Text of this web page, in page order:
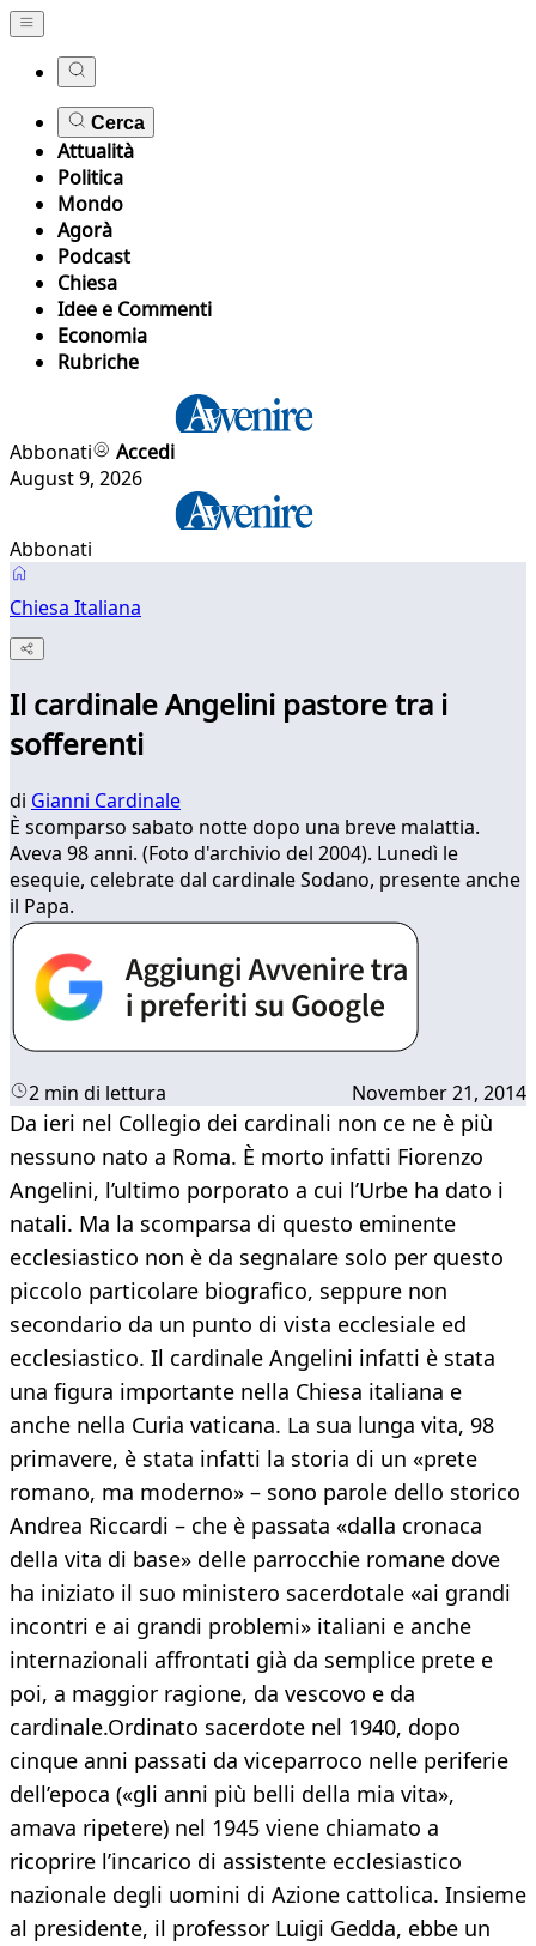
Cerca
Attualità
Politica
Mondo
Agorà
Podcast
Chiesa
Idee e Commenti
Economia
Rubriche
Abbonati
Accedi
August 9, 2026
Abbonati
Chiesa Italiana
Il cardinale Angelini pastore tra i
sofferenti
di Gianni Cardinale
​È scomparso sabato notte dopo una breve malattia.
Aveva 98 anni. (Foto d'archivio del 2004). Lunedì le
esequie, celebrate dal cardinale Sodano, presente anche
il Papa.
2 min di lettura November 21, 2014
​Da ieri nel Collegio dei cardinali non ce ne è più
nessuno nato a Roma. È morto infatti Fiorenzo
Angelini, l’ultimo porporato a cui l’Urbe ha dato i
natali. Ma la scomparsa di questo eminente
ecclesiastico non è da segnalare solo per questo
piccolo particolare biografico, seppure non
secondario da un punto di vista ecclesiale ed
ecclesiastico. Il cardinale Angelini infatti è stata
una figura importante nella Chiesa italiana e
anche nella Curia vaticana. La sua lunga vita, 98
primavere, è stata infatti la storia di un «prete
romano, ma moderno» – sono parole dello storico
Andrea Riccardi – che è passata «dalla cronaca
della vita di base» delle parrocchie romane dove
ha iniziato il suo ministero sacerdotale «ai grandi
incontri e ai grandi problemi» italiani e anche
internazionali affrontati già da semplice prete e
poi, a maggior ragione, da vescovo e da
cardinale.Ordinato sacerdote nel 1940, dopo
cinque anni passati da viceparroco nelle periferie
dell’epoca («gli anni più belli della mia vita»,
amava ripetere) nel 1945 viene chiamato a
ricoprire l’incarico di assistente ecclesiastico
nazionale degli uomini di Azione cattolica. Insieme
al presidente, il professor Luigi Gedda, ebbe un